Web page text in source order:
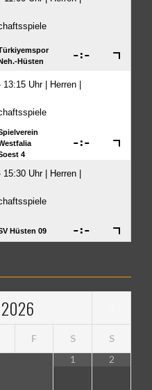
2026
F S
S
1
2